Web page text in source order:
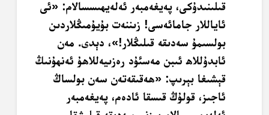
قىلىنىدۇكى، پەيغەمبەر ئەلەيھىسسالام: «ئى
ئاياللار جامائەسى! زىننەت بۇيۇمىڭلاردىن
بولسىمۇ سەدىقە قىلىڭلار!»، دېدى. مەن
ئابدۇللاھ ئىبن مەسئۇد رەزىيەللاھۇ ئەنھۇنىڭ
قېشىغا بېرىپ: «ھەقىقەتەن سەن بولساڭ
ئاجىز، قولۇڭ قىسقا ئادەم، پەيغەمبەر